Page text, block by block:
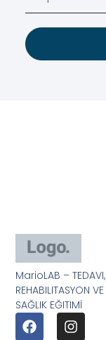
MarioLAB – TEDAVI,
REHABILITASYON VE
SAĞLIK EĞITIMİ